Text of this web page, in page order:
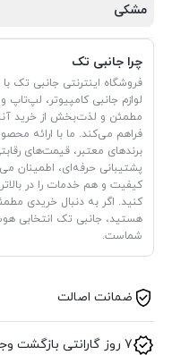
مشکی
چرا جانبی تک
فروشگاه اینترنتی جانبی تک با
لوازم جانبی کامپیوتر، لپ‌تاپ
مطمئن و لذت‌بخش از خرید
فراهم می‌کند. ما با ارائه
برندهای معتبر، قیمت‌های
پشتیبانی حرفه‌ای، اطمینان
کیفیت و هم خدمات را در
کنید. اگر به دنبال خریدی
هستید، جانبی تک انتخابی
شماست.
ضمانت اصالت
7 روز گارانتی بازگشت وجه